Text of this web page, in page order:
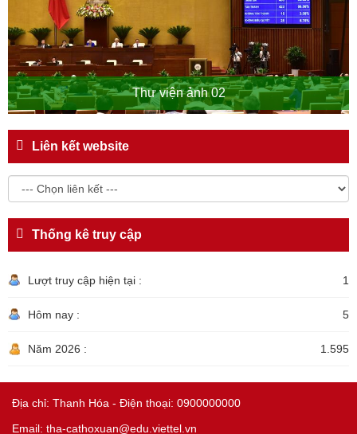
Thư viện ảnh 02
Liên kết website
Thống kê truy cập
Lượt truy cập hiện tại : 1
Hôm nay : 5
Năm 2026 : 1.595
Địa chỉ: Thanh Hóa - Điện thoại: 0900000000
Email: tha-cathoxuan@edu.viettel.vn